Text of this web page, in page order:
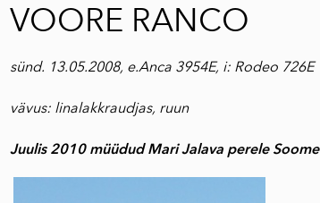
VOORE RANCO
sünd. 13.05.2008, e.Anca 3954E, i: Rodeo 726E
vävus: linalakkraudjas, ruun
Juulis 2010 müüdud Mari Jalava perele Soome